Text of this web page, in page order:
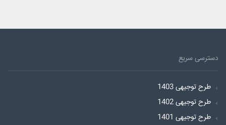
دسترسی سریع
طرح توجیهی 1403
طرح توجیهی 1402
طرح توجیهی 1401